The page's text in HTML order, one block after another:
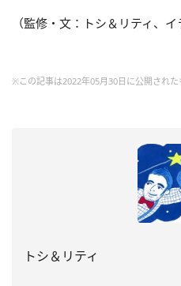
（監修・文：トシ＆リティ、イ
※この記事は2022年05月30日に公開された
トシ＆リティ